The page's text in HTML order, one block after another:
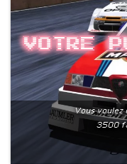
Votre
Vous voulez
3500